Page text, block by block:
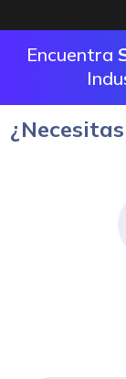
Encuentra